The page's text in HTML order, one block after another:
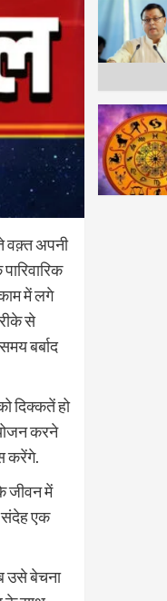
वक़्त अपनी
में लगे
से
बर्बाद
दिक्कतें हो
करने
करेंगे.
जीवन में
संदेह एक
उसे बेचना